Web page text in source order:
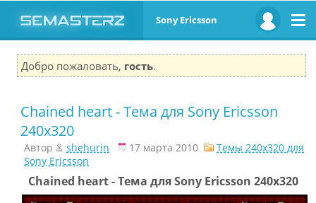
Sony Ericsson
Добро пожаловать, гость.
Chained heart - Тема для Sony Ericsson
240x320
Автор shehurin 17 марта 2010
Темы 240x320 для
Sony Ericsson
Chained heart - Тема для Sony Ericsson 240x320